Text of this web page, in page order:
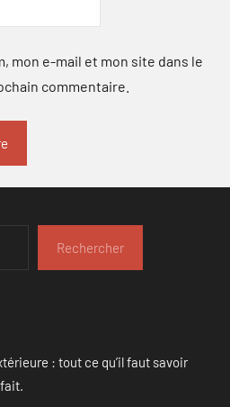
mon e-mail et mon site dans le
commentaire.
Rechercher
: tout ce qu’il faut savoir